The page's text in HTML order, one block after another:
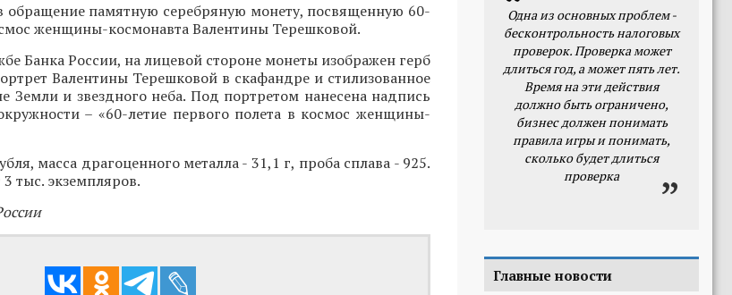
обращение памятную серебряную монету, посвященную 60-
женщины-космонавта Валентины Терешковой.
Банка России, на лицевой стороне монеты изображен герб
Валентины Терешковой в скафандре и стилизованное
Земли и звездного неба. Под портретом нанесена надпись
– «60-летие первого полета в космос женщины-
масса драгоценного металла - 31,1 г, проба сплава - 925.
тыс. экземпляров.
Одна из основных проблем -
бесконтрольность налоговых
проверок. Проверка может
длиться год, а может пять лет.
Время на эти действия
должно быть ограничено,
бизнес должен понимать
правила игры и понимать,
сколько будет длиться
проверка
Главные новости